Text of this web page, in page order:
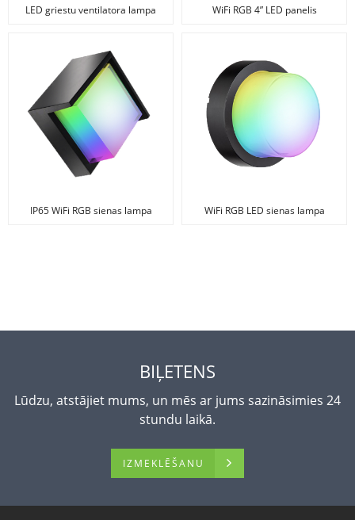
LED griestu ventilatora lampa WiFi RGB 4” LED panelis
IP65 WiFi RGB sienas lampa WiFi RGB LED sienas lampa
BIĻETENS
Lūdzu, atstājiet mums, un mēs ar jums sazināsimies 24
stundu laikā.
IZMEKLĒŠANU